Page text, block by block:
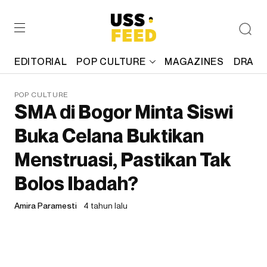
EDITORIAL POP CULTURE MAGAZINES
POP CULTURE
SMA di Bogor Minta Siswi
Buka Celana Buktikan
Menstruasi, Pastikan Tak
Bolos Ibadah?
Amira Paramesti 4 tahun lalu